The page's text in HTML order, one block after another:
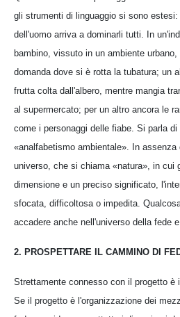
gli strumenti di linguaggio si sono
dell'uomo arriva a dominarli tutti. In
bambino, vissuto in un ambiente
domanda dove si è rotta la tubatura; un
frutta colta dall'albero, mentre mangia
al supermercato; per un altro ancora le
come i personaggi delle fiabe. Si parla
«analfabetismo ambientale». In
universo, che si chiama «natura», in cui
dimensione e un preciso significato,
sfocata, difficoltosa o impedita.
accadere anche nell'universo della fede
2. PROSPETTARE IL CAMMINO DI
Strettamente connesso con il progetto è
Se il progetto è l'organizzazione dei